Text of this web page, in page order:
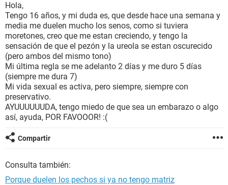
SEXUALIDAD
GLOSARIO
Hola,
Tengo 16 años, y mi duda es, que desde hace una semana y
media me duelen mucho los senos, como si tuviera
moretones, creo que me estan creciendo, y tengo la
sensación de que el pezón y la ureola se estan oscurecido
(pero ambos del mismo tono)
Mi última regla se me adelanto 2 días y me duro 5 días
(siempre me dura 7)
Mi vida sexual es activa, pero siempre, siempre con
preservativo.
AYUUUUUUDA, tengo miedo de que sea un embarazo o algo
así, ayuda, POR FAVOOOR! :(
Compartir
Consulta también:
Porque duelen los pechos si ya no tengo matriz